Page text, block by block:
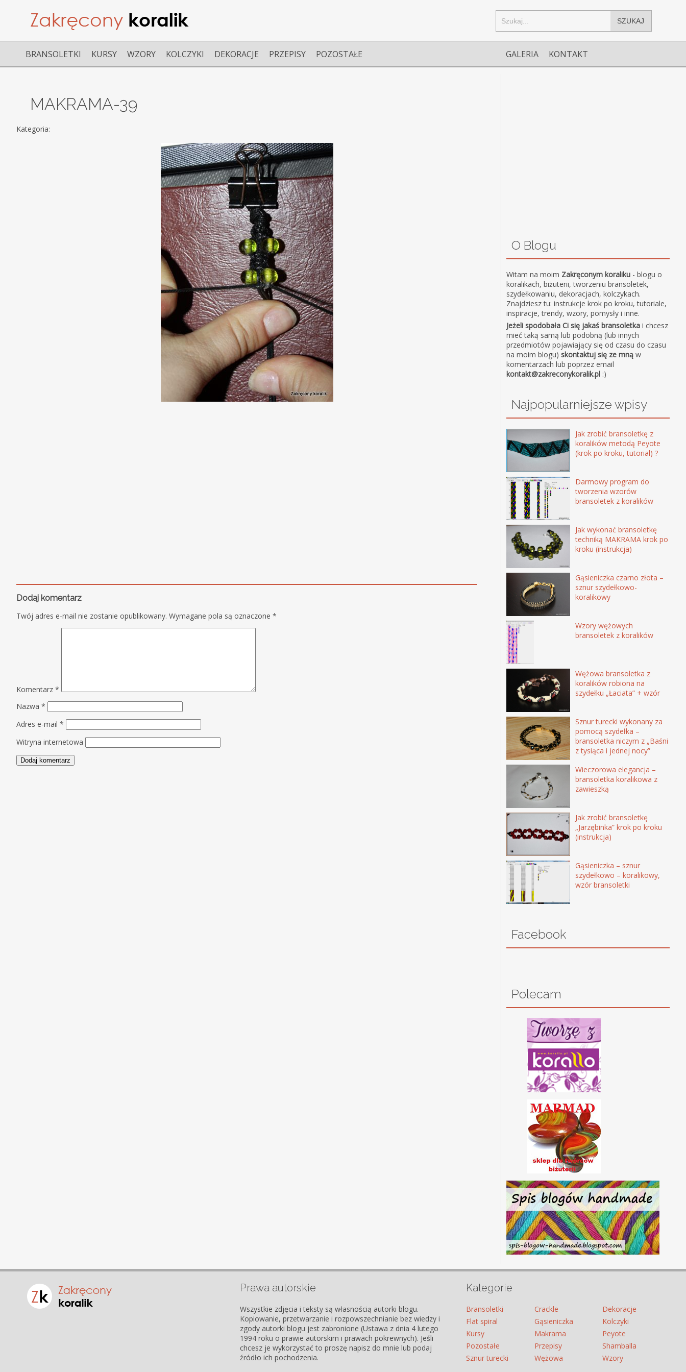
SZUKAJ
BRANSOLETKI KURSY WZORY KOLCZYKI DEKORACJE PRZEPISY POZOSTAŁE GALERIA KONTAKT
MAKRAMA-39
Kategoria:
Dodaj komentarz
Twój adres e-mail nie zostanie opublikowany. Wymagane pola są oznaczone*
Komentarz*
Nazwa*
Adres e-mail*
Witryna internetowa
O Blogu
Witam na moim Zakręconym koraliku - blogu o
koralikach, biżuterii, tworzeniu bransoletek,
szydełkowaniu, dekoracjach, kolczykach.
Znajdziesz tu: instrukcje krok po kroku, tutoriale,
inspiracje, trendy, wzory, pomysły i inne.
Jeżeli spodobała Ci się jakaś bransoletka i chcesz
mieć taką samą lub podobną (lub innych
przedmiotów pojawiający się od czasu do czasu
na moim blogu)skontaktuj się ze mną w
komentarzach lub poprzez email
kontakt@zakreconykoralik.pl :)
Najpopularniejsze wpisy
Jak zrobić bransoletkę z
koralików metodą Peyote
(krok po kroku, tutorial) ?
Darmowy program do
tworzenia wzorów
bransoletek z koralików
Jak wykonać bransoletkę
techniką MAKRAMA krok po
kroku (instrukcja)
Gąsieniczka czarno złota –
sznur szydełkowo-
koralikowy
Wzory wężowych
bransoletek z koralików
Wężowa bransoletka z
koralików robiona na
szydełku „Łaciata” + wzór
Sznur turecki wykonany za
pomocą szydełka –
bransoletka niczym z „Baśni
z tysiąca i jednej nocy”
Wieczorowa elegancja –
bransoletka koralikowa z
zawieszką
Jak zrobić bransoletkę
„Jarzębinka” krok po kroku
(instrukcja)
Gąsieniczka – sznur
szydełkowo – koralikowy,
wzór bransoletki
Facebook
Polecam
Prawa autorskie
Wszystkie zdjęcia i teksty są własnością autorki blogu.
Kopiowanie, przetwarzanie i rozpowszechnianie bez wiedzy i
zgody autorki blogu jest zabronione (Ustawa z dnia 4 lutego
1994 roku o prawie autorskim i prawach pokrewnych). Jeśli
chcesz je wykorzystać to proszę napisz do mnie lub podaj
źródło ich pochodzenia.
Kategorie
Bransoletki Crackle
Dekoracje
Flat spiral
Gąsieniczka
Kolczyki
Kursy
Makrama
Peyote
Pozostałe
Przepisy
Shamballa
Sznur turecki
Wężowa Wzory